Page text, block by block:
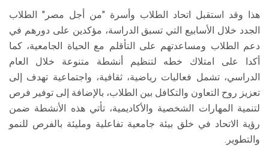
هذا وقد استقبل اتحاد الطلاب وأسرة "من أجل مصر" الطلاب
الجدد خلال الأسابيع التي تسبق الدراسة، مؤكدين على دورهم في
دعم الطلاب ومساعدتهم على التأقلم مع الحياة الجامعية، كما
أكدا على امتلاك خطه لتنظيم أنشطة متنوعة خلال العام
الدراسي، تشمل فعاليات رياضية، ثقافية، واجتماعية تهدف إلى
تعزيز روح التعاون والتكافل بين الطلاب، بالإضافة إلى توفير فرص
لتنمية المهارات الشخصية والأكاديمية، تأتي هذه الأنشطة ضمن
رؤية الاتحاد في خلق بيئة جامعية تفاعلية ومليئة بالفرص للنمو
والتطوير.